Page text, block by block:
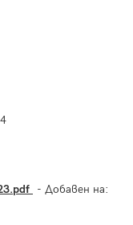
- Добавен на: